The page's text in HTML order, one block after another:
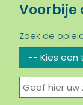
Voorbije
Zoek de
-- Kies een